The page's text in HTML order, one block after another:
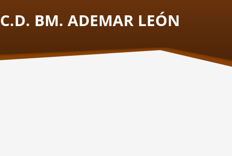
C.D. BM. ADEMAR LEÓN